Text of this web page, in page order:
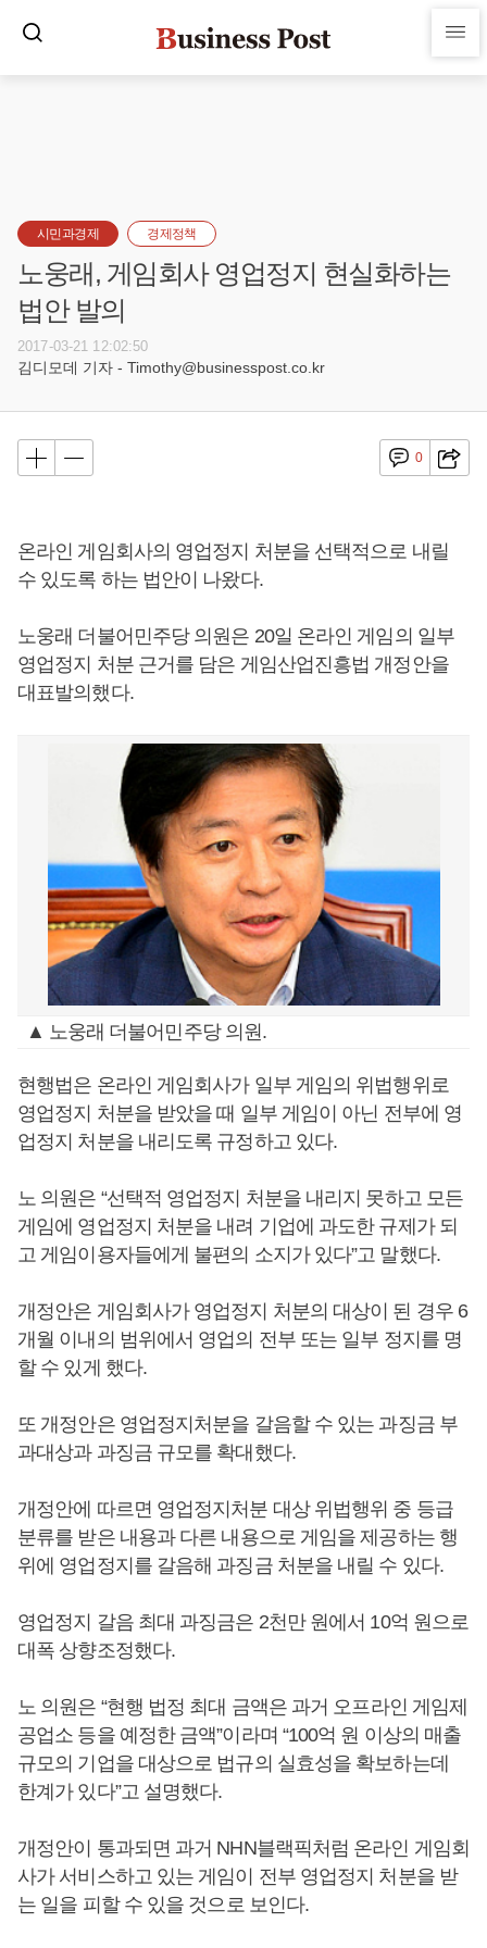
시민과경제 경제정책
노웅래, 게임회사 영업정지 현실화하는
법안 발의
2017-03-21 12:02:50
김디모데 기자 - Timothy@businesspost.co.kr
0
온라인 게임회사의 영업정지 처분을 선택적으로 내릴
수 있도록 하는 법안이 나왔다.
노웅래 더불어민주당 의원은 20일 온라인 게임의 일부
영업정지 처분 근거를 담은 게임산업진흥법 개정안을
대표발의했다.
▲ 노웅래 더불어민주당 의원.
현행법은 온라인 게임회사가 일부 게임의 위법행위로
영업정지 처분을 받았을 때 일부 게임이 아닌 전부에 영
업정지 처분을 내리도록 규정하고 있다.
노 의원은 “선택적 영업정지 처분을 내리지 못하고 모든
게임에 영업정지 처분을 내려 기업에 과도한 규제가 되
고 게임이용자들에게 불편의 소지가 있다”고 말했다.
개정안은 게임회사가 영업정지 처분의 대상이 된 경우 6
개월 이내의 범위에서 영업의 전부 또는 일부 정지를 명
할 수 있게 했다.
또 개정안은 영업정지처분을 갈음할 수 있는 과징금 부
과대상과 과징금 규모를 확대했다.
개정안에 따르면 영업정지처분 대상 위법행위 중 등급
분류를 받은 내용과 다른 내용으로 게임을 제공하는 행
위에 영업정지를 갈음해 과징금 처분을 내릴 수 있다.
영업정지 갈음 최대 과징금은 2천만 원에서 10억 원으로
대폭 상향조정했다.
노 의원은 “현행 법정 최대 금액은 과거 오프라인 게임제
공업소 등을 예정한 금액”이라며 “100억 원 이상의 매출
규모의 기업을 대상으로 법규의 실효성을 확보하는데
한계가 있다”고 설명했다.
개정안이 통과되면 과거 NHN블랙픽처럼 온라인 게임회
사가 서비스하고 있는 게임이 전부 영업정지 처분을 받
는 일을 피할 수 있을 것으로 보인다.